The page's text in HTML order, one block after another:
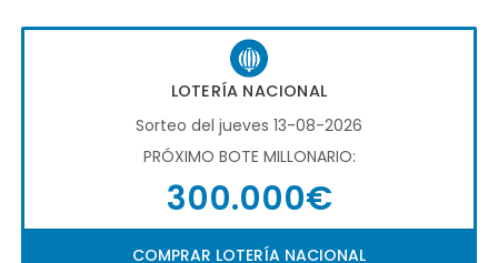
LOTERÍA NACIONAL
Sorteo del jueves 13-08-2026
PRÓXIMO BOTE MILLONARIO:
300.000€
COMPRAR LOTERÍA NACIONAL